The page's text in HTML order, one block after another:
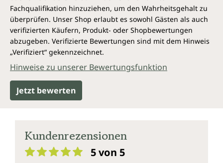
Fachqualifikation hinzuziehen, um den Wahrheitsgehalt zu
überprüfen. Unser Shop erlaubt es sowohl Gästen als auch
verifizierten Käufern, Produkt- oder Shopbewertungen
abzugeben. Verifizierte Bewertungen sind mit dem Hinweis
„Verifiziert“ gekennzeichnet.
Hinweise zu unserer Bewertungsfunktion
Jetzt bewerten
Kundenrezensionen
5 von 5